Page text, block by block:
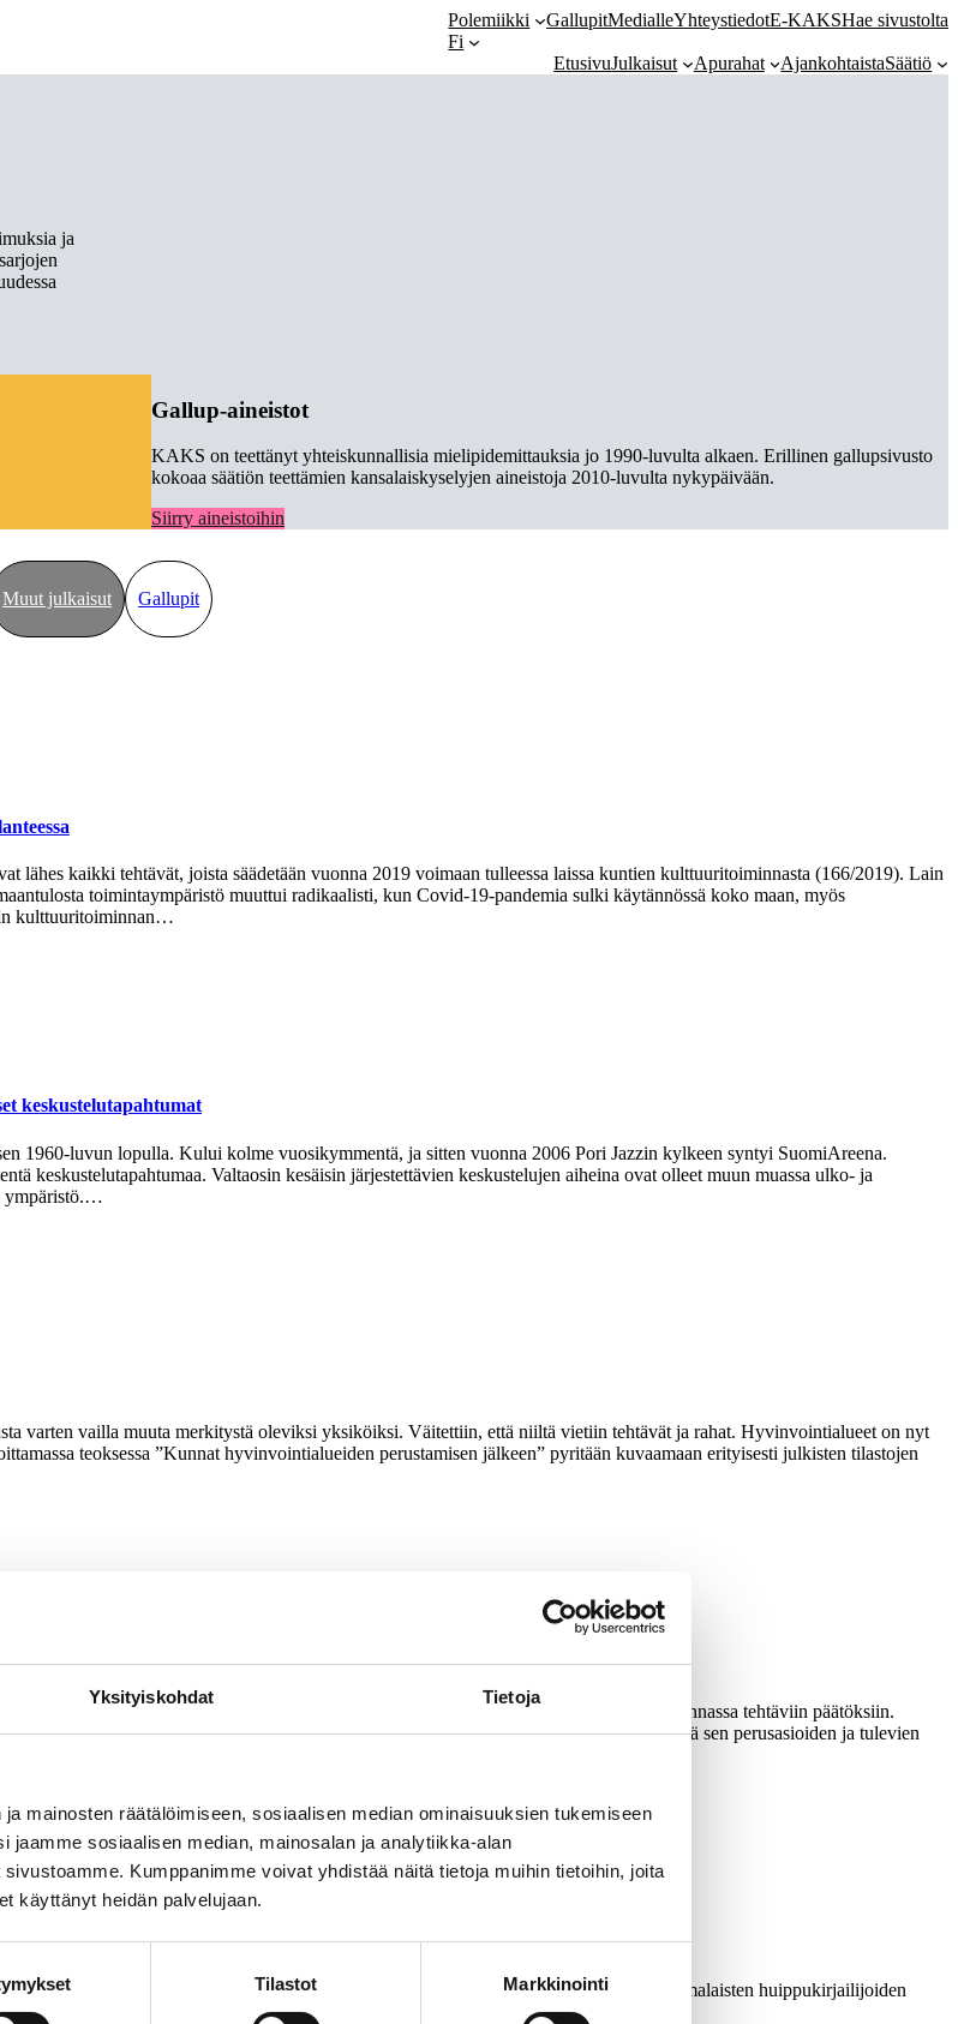
Yksityiskohdat Tietoja
mainosten räätälöimiseen, sosiaalisen median ominaisuuksien tukemiseen
jaamme sosiaalisen median, mainosalan ja analytiikka-alan
Kumppanimme voivat yhdistää näitä tietoja muihin tietoihin, joita
käyttänyt heidän palvelujaan.
Tilastot Markkinointi
Polemiikki GallupitMedialleYhteystiedotE-KAKSHae sivustolta
Fi
EtusivuJulkaisut Apurahat AjankohtaistaSäätiö
ja
Gallup-aineistot
KAKS on teettänyt yhteiskunnallisia mielipidemittauksia jo 1990-luvulta alkaen. Erillinen gallupsivusto
kokoaa säätiön teettämien kansalaiskyselyjen aineistoja 2010-luvulta nykypäivään.
Siirry aineistoihin
Muut julkaisut Gallupit
lähes kaikki tehtävät, joista säädetään vuonna 2019 voimaan tulleessa laissa kuntien kulttuuritoiminnasta (166/2019). Lain
toimintaympäristö muuttui radikaalisti, kun Covid-19-pandemia sulki käytännössä koko maan, myös
kulttuuritoiminnan…
keskustelutapahtumat
1960-luvun lopulla. Kului kolme vuosikymmentä, ja sitten vuonna 2006 Pori Jazzin kylkeen syntyi SuomiAreena.
keskustelutapahtumaa. Valtaosin kesäisin järjestettävien keskustelujen aiheina ovat olleet muun muassa ulko- ja
ympäristö.…
varten vailla muuta merkitystä oleviksi yksiköiksi. Väitettiin, että niiltä vietiin tehtävät ja rahat. Hyvinvointialueet on nyt
teoksessa ”Kunnat hyvinvointialueiden perustamisen jälkeen” pyritään kuvaamaan erityisesti julkisten tilastojen
sekä kunta-asioista kiinnostuneille. Kirja pureutuu ajankohtaisiin kunnissa ja yhteiskunnassa tehtäviin päätöksiin.
ja rooleista. Paikallishallinto on kansanvaltamme peruspilari. Antoisia lukuhetkiä sen perusasioiden ja tulevien
juhlakirja. Se on kooste pääosin 2010-luvulla Polemiikki-lehdessä julkaistuista suomalaisten huippukirjailijoiden
piirteineen. Lue ja Nauti!